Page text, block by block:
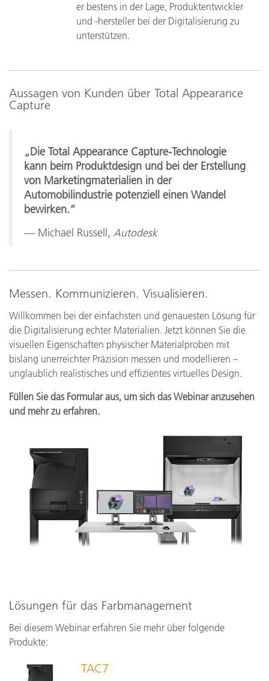
er bestens in der Lage, Produktentwickler
und -hersteller bei der Digitalisierung zu
unterstützen.
Aussagen von Kunden über Total Appearance
Capture
„Die Total Appearance Capture-Technologie
kann beim Produktdesign und bei der Erstellung
von Marketingmaterialien in der
Automobilindustrie potenziell einen Wandel
bewirken.“
— Michael Russell, Autodesk
Messen. Kommunizieren. Visualisieren.
Willkommen bei der einfachsten und genauesten Lösung für
die Digitalisierung echter Materialien. Jetzt können Sie die
visuellen Eigenschaften physischer Materialproben mit
bislang unerreichter Präzision messen und modellieren –
unglaublich realistisches und effizientes virtuelles Design.
Füllen Sie das Formular aus, um sich das Webinar anzusehen
und mehr zu erfahren.
Lösungen für das Farbmanagement
Bei diesem Webinar erfahren Sie mehr über folgende
Produkte:
TAC7